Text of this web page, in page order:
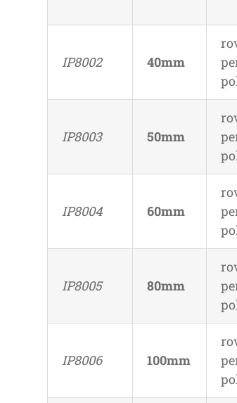
IP8002 40mm
IP8003 50mm
IP8004 60mm
IP8005 80mm
IP8006 100mm